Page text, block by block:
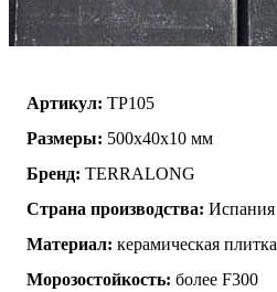
Артикул: TP105
Размеры: 500х40х10 мм
Бренд: TERRALONG
Страна производства: Испания
Материал: керамическая плитка
Морозостойкость: более F300